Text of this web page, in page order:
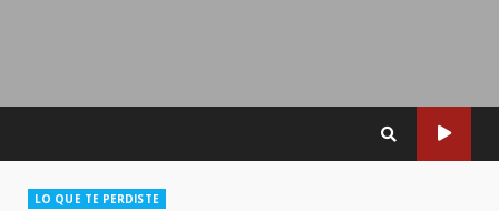
LO QUE TE PERDISTE